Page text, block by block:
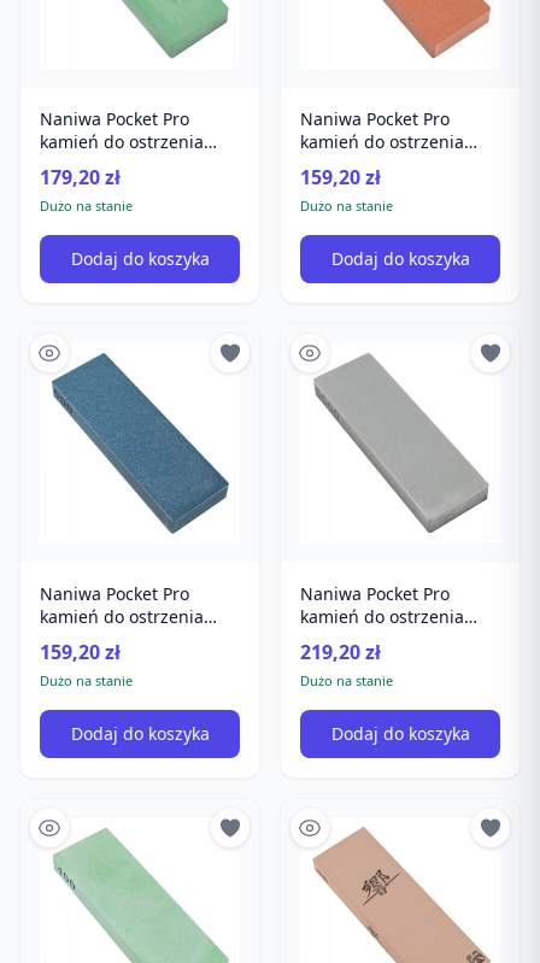
Naniwa Pocket Pro
kamień do ostrzenia
#1000
179,20 zł
Dużo na stanie
Dodaj do koszyka
Naniwa Pocket Pro
kamień do ostrzenia
#800
159,20 zł
Dużo na stanie
Dodaj do koszyka
Naniwa Pocket Pro
kamień do ostrzenia
#600
159,20 zł
Dużo na stanie
Dodaj do koszyka
Naniwa Pocket Pro
kamień do ostrzenia
#5000
219,20 zł
Dużo na stanie
Dodaj do koszyka